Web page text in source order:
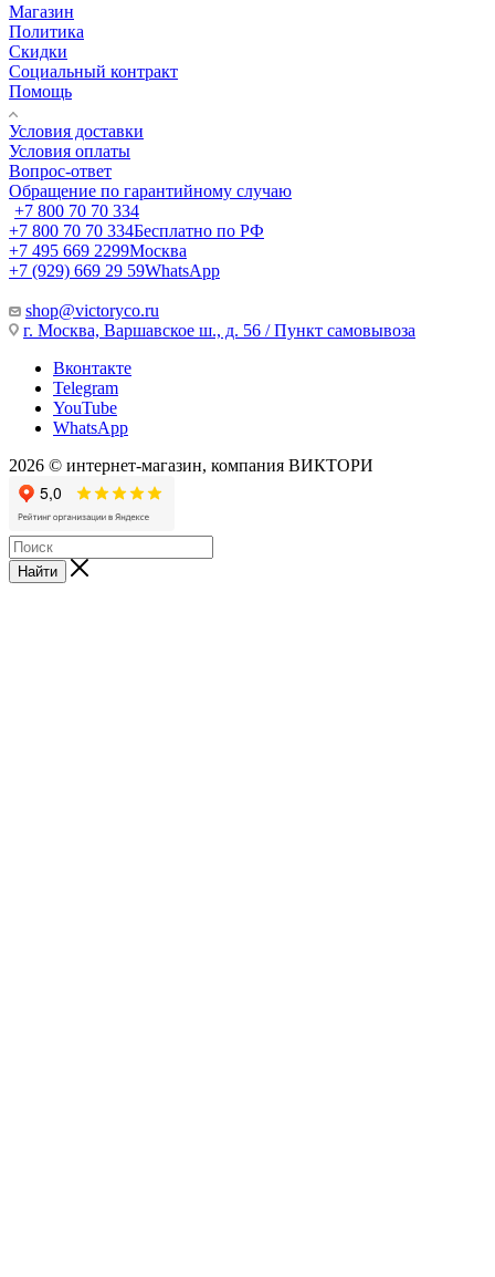
Магазин
Политика
Скидки
Социальный контракт
Помощь
Условия доставки
Условия оплаты
Вопрос-ответ
Обращение по гарантийному случаю
+7 800 70 70 334
+7 800 70 70 334Бесплатно по РФ
+7 495 669 2299Москва
+7 (929) 669 29 59WhatsApp
shop@victoryco.ru
г. Москва, Варшавское ш., д. 56 / Пункт самовывоза
Вконтакте
Telegram
YouTube
WhatsApp
2026 © интернет-магазин, компания ВИКТОРИ
Найти